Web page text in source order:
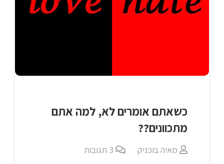
כשאתם אומרים לא, למה אתם
מתכוונים??
מאיה בוכניק 3 תגובות